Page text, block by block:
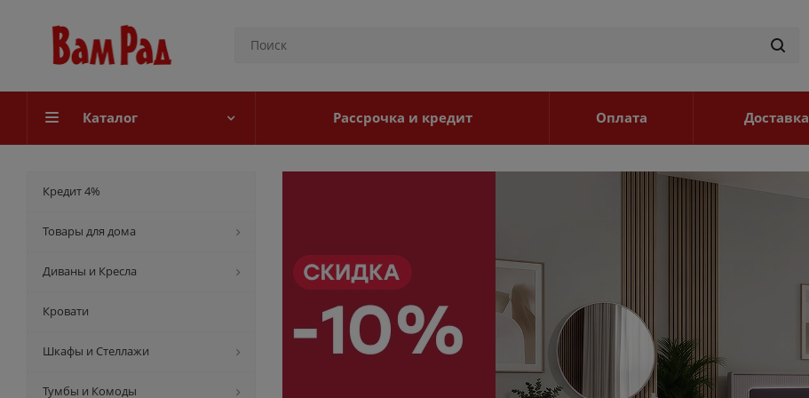
Каталог Рассрочка и кредит Оплата Доставка
Кредит 4%
Товары для дома
Диваны и Кресла
Кровати
Шкафы и Стеллажи
Тумбы и Комоды